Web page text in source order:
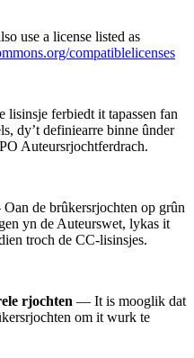
use a license listed as
compatiblelicenses
ferbiedt it tapassen fan
dy’t definiearre binne ûnder
Auteursrjochtferdrach.
de brûkersrjochten op grûn
yn de Auteurswet, lykas it
troch de CC-lisinsjes.
rjochten — It is mooglik dat
om it wurk te